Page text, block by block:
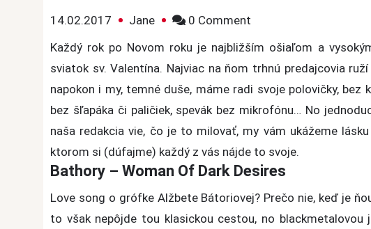
14.02.2017 Jane 0 Comment
rockovo-
metalovom
šate
alebo
love
songy
inak
Každý rok po Novom roku je najbližším ošiaľom a
sviatok sv. Valentína. Najviac na ňom trhnú predajcovia
napokon i my, temné duše, máme radi svoje polovičky,
bez šľapáka či paličiek, spevák bez mikrofónu… No
naša redakcia vie, čo je to milovať, my vám ukážeme
ktorom si (dúfajme) každý z vás nájde to svoje.
Bathory – Woman Of Dark Desires
Love song o grófke Alžbete Bátoriovej? Prečo nie, keď je
to však nepôjde tou klasickou cestou, no